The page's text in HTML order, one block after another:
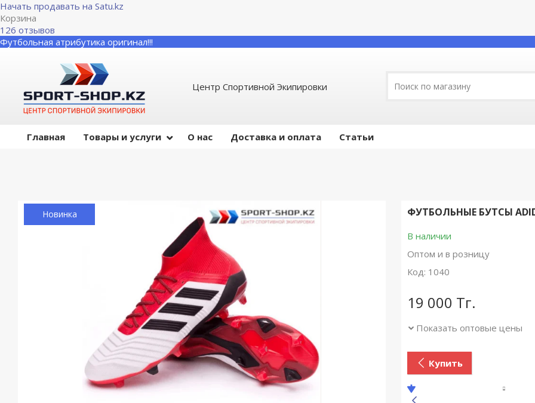
Начать продавать на Satu.kz
Корзина
126 отзывов
Футбольная атрибутика оригинал!!!
Центр Спортивной Экипировки
Главная Товары и услуги О нас Доставка и оплата Статьи
Новинка ФУТБОЛЬНЫЕ БУТСЫ
В наличии
Оптом и в розницу
Код: 1040
19 000 Тг.
Показать оптовые цены
Купить